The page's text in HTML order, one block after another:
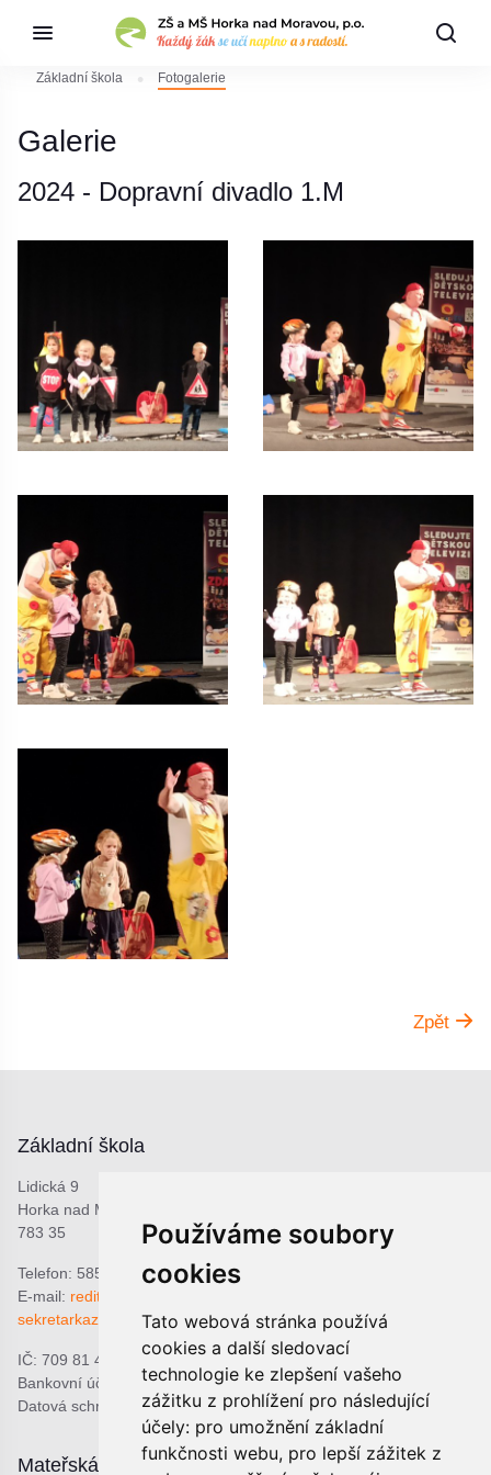
Používáme soubory
cookies
Tato webová stránka používá
cookies a další sledovací
technologie ke zlepšení vašeho
zážitku z prohlížení pro následující
účely: pro umožnění základní
funkčnosti webu, pro lepší zážitek z
Základní škola Fotogalerie
Galerie
2024 - Dopravní divadlo 1.M
Zpět
Základní škola
Lidická 9
Horka nad Moravou
783 35
Telefon: 585 378 047
E-mail: reditel@zshorka.cz
sekretarkazshorka@seznam.cz
IČ: 709 81 493
Bankovní účet: 1809609309/0800
Datová schránka: bjema48
Mateřská škola Školní jídelna